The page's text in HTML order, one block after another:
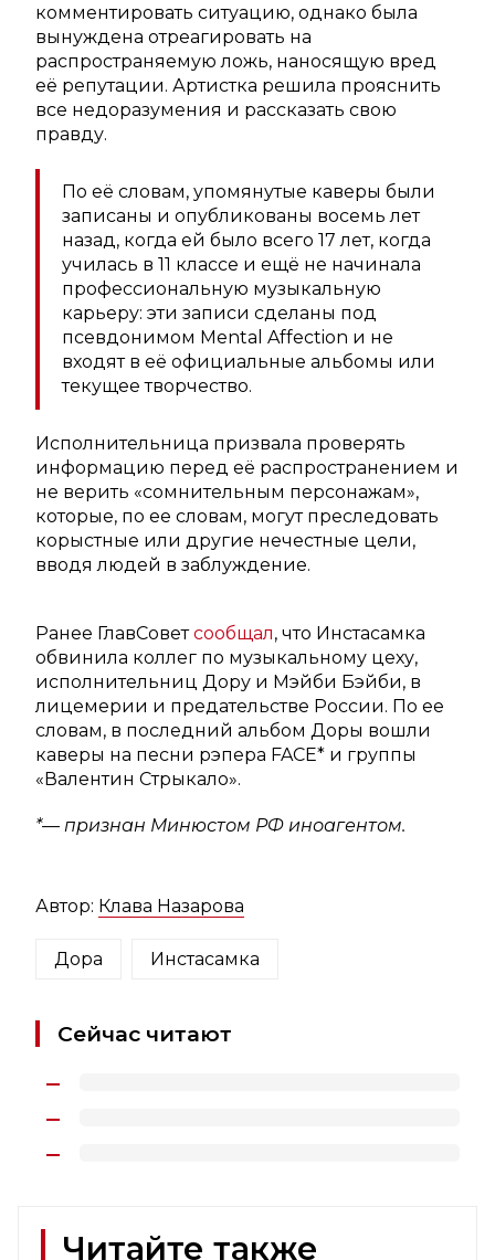
комментировать ситуацию, однако была
вынуждена отреагировать на
распространяемую ложь, наносящую вред
её репутации. Артистка решила прояснить
все недоразумения и рассказать свою
правду.
По её словам, упомянутые каверы были
записаны и опубликованы восемь лет
назад, когда ей было всего 17 лет, когда
училась в 11 классе и ещё не начинала
профессиональную музыкальную
карьеру: эти записи сделаны под
псевдонимом Mental Affection и не
входят в её официальные альбомы или
текущее творчество.
Исполнительница призвала проверять
информацию перед её распространением и
не верить «сомнительным персонажам»,
которые, по ее словам, могут преследовать
корыстные или другие нечестные цели,
вводя людей в заблуждение.
Ранее ГлавСоветсообщал, что Инстасамка
обвинила коллег по музыкальному цеху,
исполнительниц Дору и Мэйби Бэйби, в
лицемерии и предательстве России. По ее
словам, в последний альбом Доры вошли
каверы на песни рэпера FACE* и группы
«Валентин Стрыкало».
*— признан Минюстом РФ иноагентом.
Автор: Клава Назарова
Дора Инстасамка
Сейчас читают
Читайте также